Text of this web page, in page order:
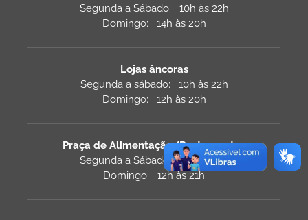
Segunda a Sábado: 10h às 22h
Domingo: 14h às 20h
Lojas âncoras
Segunda a sábado: 10h às 22h
Domingo: 12h às 20h
Praça de Alimentação/Restaurantes
Segunda a Sábado: 10h às 22h
Domingo: 12h às 21h